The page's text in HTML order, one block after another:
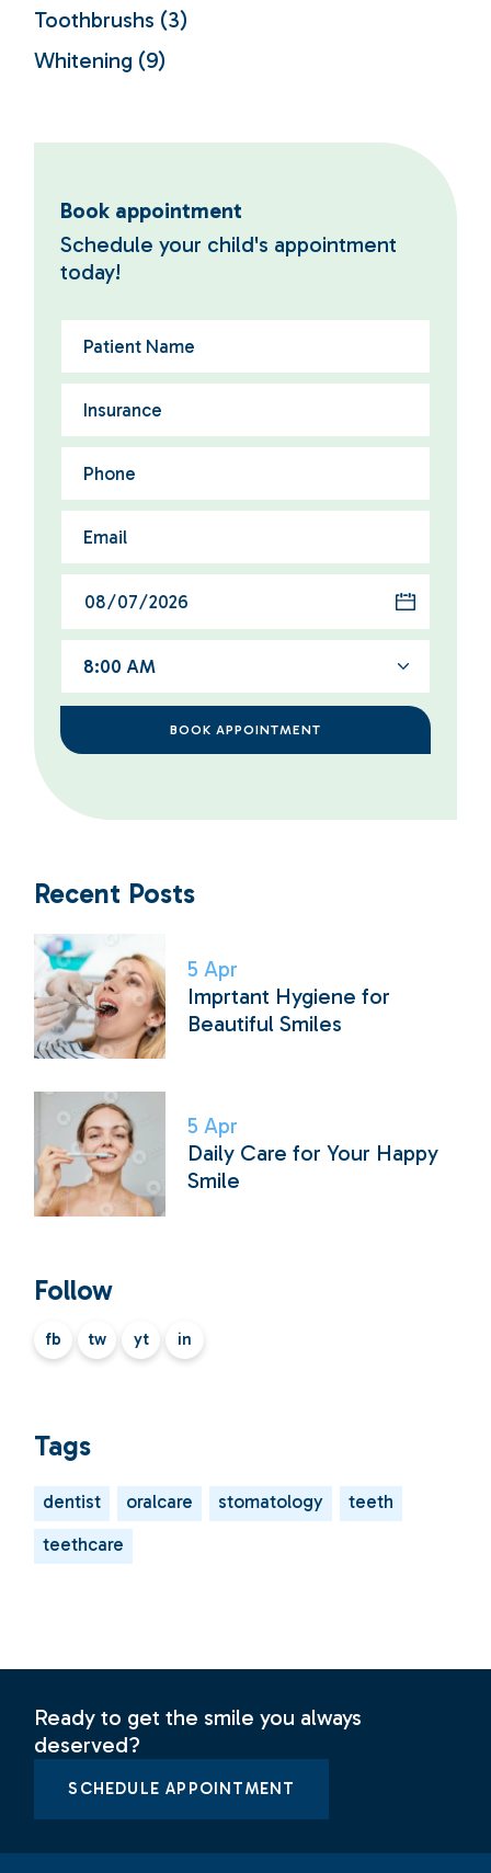
Toothbrushs (3)
Whitening (9)
Book appointment
Schedule your child's appointment
today!
8:00 AM
BOOK APPOINTMENT
Recent Posts
5 Apr
Imprtant Hygiene for
Beautiful Smiles
5 Apr
Daily Care for Your Happy
Smile
Follow
fb tw yt in
Tags
dentist oralcare stomatology
teeth
teethcare
Ready to get the smile you always
deserved?
SCHEDULE APPOINTMENT